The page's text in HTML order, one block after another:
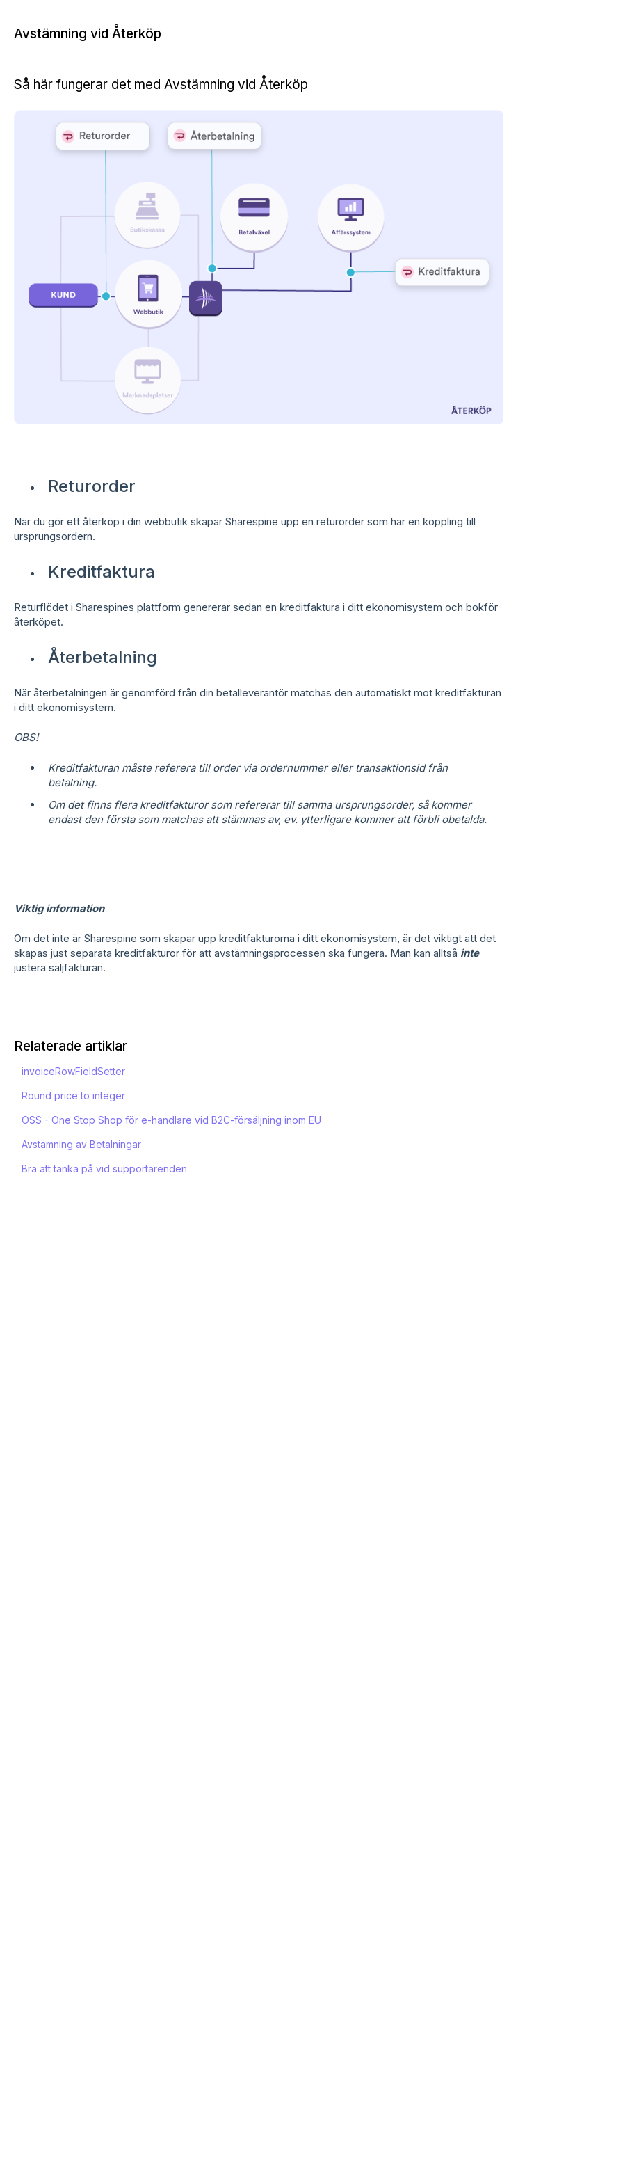
Avstämning vid Återköp
Så här fungerar det med Avstämning vid Återköp
Returorder
När du gör ett återköp i din webbutik skapar Sharespine upp en returorder som har en koppling till
ursprungsordern.
Kreditfaktura
Returflödet i Sharespines plattform genererar sedan en kreditfaktura i ditt ekonomisystem och bokför
återköpet.
Återbetalning
När återbetalningen är genomförd från din betalleverantör matchas den automatiskt mot kreditfakturan
i ditt ekonomisystem.
OBS!
Kreditfakturan måstereferera till order via ordernummer eller transaktionsid från
betalning.
Om det finns flera kreditfakturor som refererar till samma ursprungsorder, så kommer
endast den första som matchas att stämmas av, ev. ytterligare kommer att förbli obetalda.
Viktig information
Om det inte är Sharespine som skapar upp kreditfakturorna i ditt ekonomisystem, är det viktigt att det
skapas just separata kreditfakturor för att avstämningsprocessen ska fungera. Man kan alltså inte
justera säljfakturan.
Relaterade artiklar
invoiceRowFieldSetter
Round price to integer
OSS - One Stop Shop för e-handlare vid B2C-försäljning inom EU
Avstämning av Betalningar
Bra att tänka på vid supportärenden